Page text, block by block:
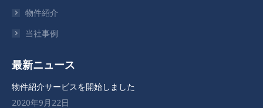
い
ィ
ド
ウ
で
い
ィ
ド
ウ
で
い
ィ
ウ
で
物件紹介
当社事例
最新ニュース
物件紹介サービスを開始しました
2020年9月22日